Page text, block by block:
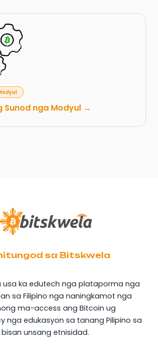
Sunod nga Modyul →
sa Bitskwela
usa ka edutech nga plataporma nga
sa Filipino nga naningkamot nga
ma-access ang Bitcoin ug
nga edukasyon sa tanang Pilipino sa
bisan unsang etnisidad.